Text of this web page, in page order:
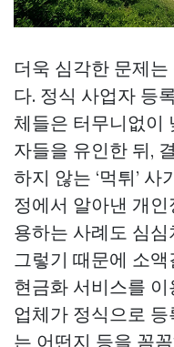
더욱 심각한 문제
다. 정식 사업자 등
체들은 터무니없이
자들을 유인한 뒤,
하지 않는 ‘먹튀’
정에서 알아낸 개
용하는 사례도 심
그렇기 때문에 소
현금화 서비스를
업체가 정식으로
는 어떤지 등을 꼼